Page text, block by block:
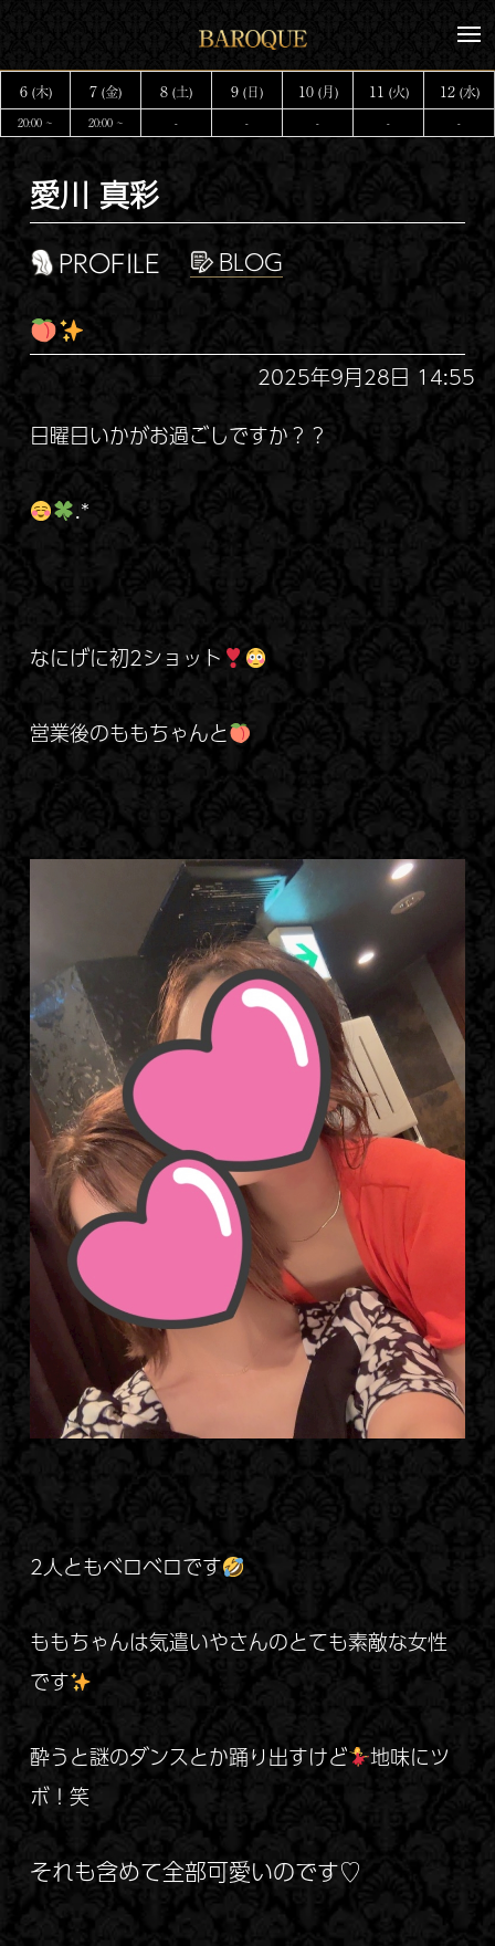
テ
ン
ツ
メ
ュ
ー
6 (木) 7 (金) 8 (土) 9 (日) 10 (月) 11 (火) 12 (水)
20:00 ~ 20:00 ~ - - - - -
愛川 真彩
PROFILE
2025年9月28日 14:55
日曜日いかがお過ごしですか？？
.*
なにげに初2ショット
営業後のももちゃんと
2人ともベロベロです
ももちゃんは気遣いやさんのとても素敵な女性
です
酔うと謎のダンスとか踊り出すけど
地味にツ
ボ！笑
それも含めて全部可愛いのです♡